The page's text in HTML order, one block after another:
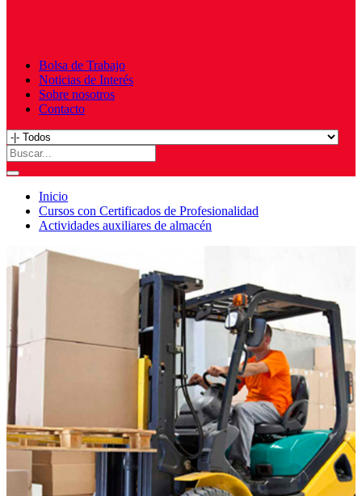
Bolsa de Trabajo
Noticias de Interés
Sobre nosotros
Contacto
Inicio
Cursos con Certificados de Profesionalidad
Actividades auxiliares de almacén